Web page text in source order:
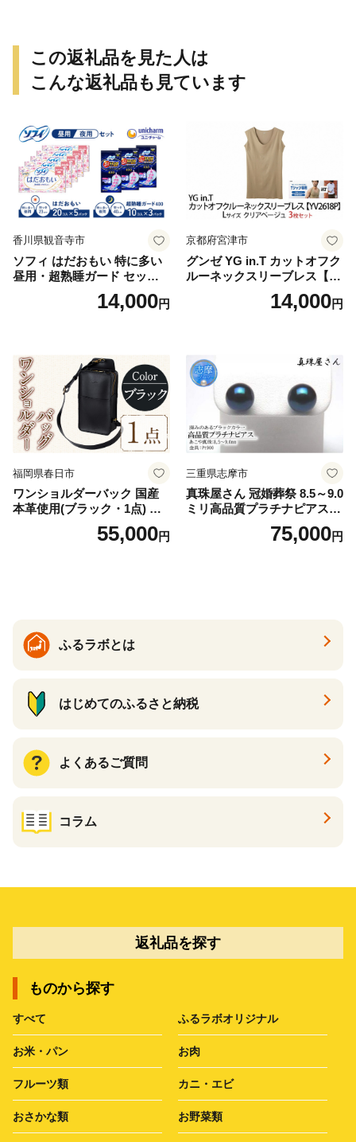
この返礼品を見た人は
こんな返礼品も見ています
香川県観音寺市
ソフィ はだおもい 特に多い
昼用・超熟睡ガード セット
羽付き ナプキン 生理用品 サ
ニタリー ユニ・チャーム
14,000円
京都府宮津市
グンゼ YG in.T カットオフク
ルーネックスリーブレス【Y
V2618P】Lサイズ クリアベ
ージュ3枚セット [№5716-04
14,000円
福岡県春日市
ワンショルダーバック 国産
本革使用(ブラック・1点) 鞄
バック バッグ カバン レザー
国産 日本製 牛革 黒 革 革製
55,000円
三重県志摩市
真珠屋さん 冠婚葬祭 8.5～9.0
ミリ高品質プラチナピアス P
t900 志摩産アコヤ真珠 ブラ
ックパール 黒真珠75,000円
ふるラボとは
はじめてのふるさと納税
よくあるご質問
コラム
返礼品を探す
ものから探す
すべて ふるラボオリジナル
お米・パン お肉
フルーツ類 カニ・エビ
おさかな類 お野菜類